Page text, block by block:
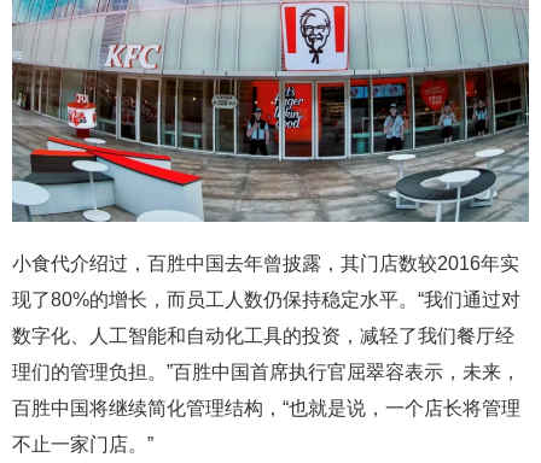
小食代介绍过，百胜中国去年曾披露，其门店数较2016年实
现了80%的增长，而员工人数仍保持稳定水平。“我们通过对
数字化、人工智能和自动化工具的投资，减轻了我们餐厅经
理们的管理负担。”百胜中国首席执行官屈翠容表示，未来，
百胜中国将继续简化管理结构，“也就是说，一个店长将管理
不止一家门店。”